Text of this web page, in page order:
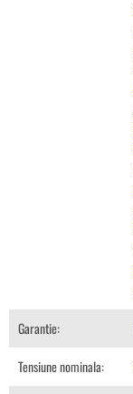
Garantie:
Tensiune nominala: